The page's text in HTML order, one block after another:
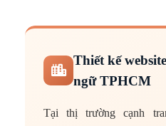
Thiết kế
ngữ TPHCM
Tại thị trường cạnh